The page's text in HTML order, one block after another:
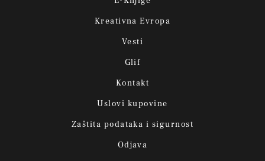
Kreativna Evropa
Vesti
Glif
Kontakt
Uslovi kupovine
Zaštita podataka i sigurnost
Odjava